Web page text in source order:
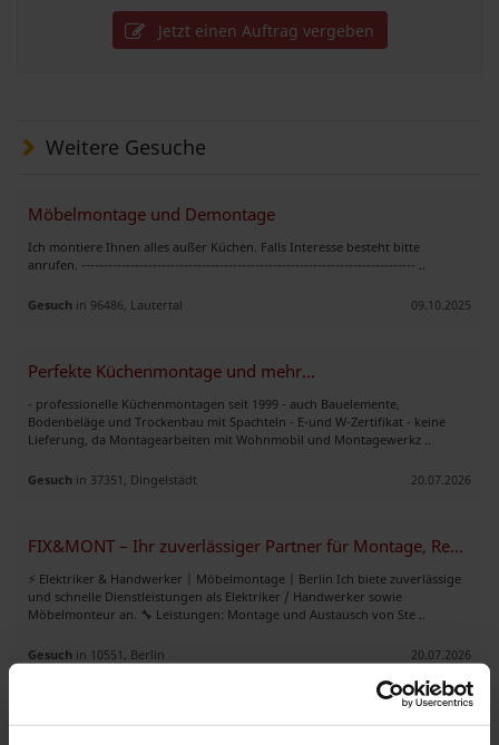
Jetzt einen Auftrag vergeben
Weitere Gesuche
Möbelmontage und Demontage
Ich montiere Ihnen alles außer Küchen. Falls Interesse besteht bitte
anrufen. -‐----------------------‐---------------------‐---------------------------- ..
Gesuch in 96486, Lautertal 09.10.2025
Perfekte Küchenmontage und mehr...
- professionelle Küchenmontagen seit 1999 - auch Bauelemente,
Bodenbeläge und Trockenbau mit Spachteln - E-und W-Zertifikat - keine
Lieferung, da Montagearbeiten mit Wohnmobil und Montagewerkz ..
Gesuch in 37351, Dingelstädt 20.07.2026
FIX&MONT – Ihr zuverlässiger Partner für Montage, Renovierung, Elektro
⚡ Elektriker & Handwerker | Möbelmontage | Berlin Ich biete zuverlässige
und schnelle Dienstleistungen als Elektriker / Handwerker sowie
Möbelmonteur an. 🔧 Leistungen: Montage und Austausch von Ste ..
Gesuch in 10551, Berlin 20.07.2026
Möbelmontage für Düsseldorf